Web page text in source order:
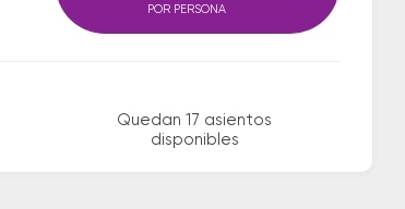
Quedan 17 asientos
disponibles
POR PERSONA